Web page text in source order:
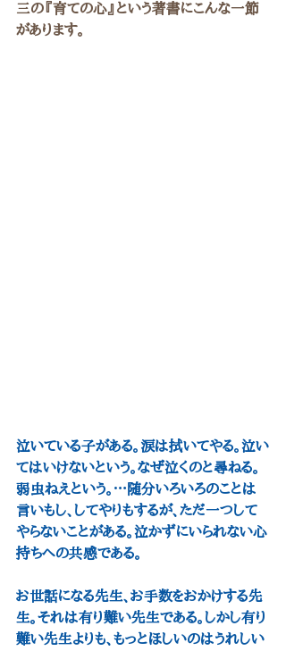
三の『育ての心』という著書にこんな一節
があります。
泣いている子がある。涙は拭いてやる。泣い
てはいけないという。なぜ泣くのと尋ねる。
弱虫ねえという。…随分いろいろのことは
言いもし、してやりもするが、ただ一つして
やらないことがある。泣かずにいられない心
持ちへの共感である。
お世話になる先生、お手数をおかけする先
生。それは有り難い先生である。しかし有り
難い先生よりも、もっとほしいのはうれしい